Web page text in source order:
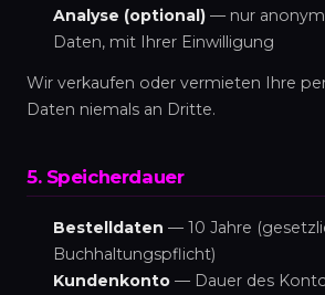
Analyse (optional) — nur
Daten, mit Ihrer Einwilligung
Wir verkaufen oder vermieten Ihre
Daten niemals an Dritte.
5. Speicherdauer
Bestelldaten — 10 Jahre
Buchhaltungspflicht)
Kundenkonto — Dauer des